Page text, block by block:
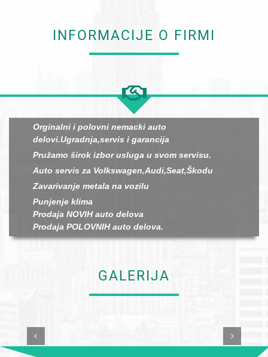
INFORMACIJE O FIRMI
Orginalni i polovni nemacki auto
delovi.Ugradnja,servis i garancija
Pružamo širok izbor usluga u svom servisu.
Auto servis za Volkswagen,Audi,Seat,Škodu
Zavarivanje metala na vozilu
Punjenje klima
Prodaja NOVIH auto delova
Prodaja POLOVNIH auto delova.
GALERIJA